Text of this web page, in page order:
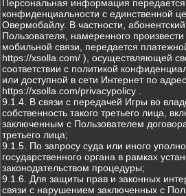
Персональная информация передается
конфиденциальности с единственной
Овермобайлу. В частности,
Пользователя, намеренного произвести
мобильной связи, передается
https://xsolla.com/ ), осуществляющей
соответствии с политикой
или доступной в сети Интернет по
https://xsolla.com/privacypolicy .
9.1.4. В связи с передачей Игры во
собственность такого третьего лица,
заключенным с Пользователем
третьего лица;
9.1.5. По запросу суда или иного
государственного органа в рамках
законодательством процедуры;
9.1.6. Для защиты прав и законных
связи с нарушением заключенных с